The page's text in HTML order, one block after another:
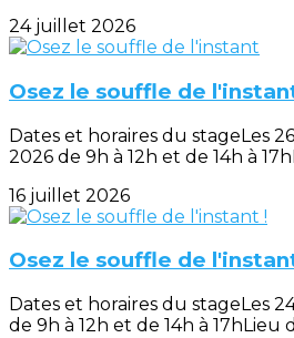
24 juillet 2026
Osez le souffle de
Dates et horaires du stageLes
2026 de 9h à 12h et de 14h à
16 juillet 2026
Osez le souffle de
Dates et horaires du stageLes
de 9h à 12h et de 14h à 17hLieu